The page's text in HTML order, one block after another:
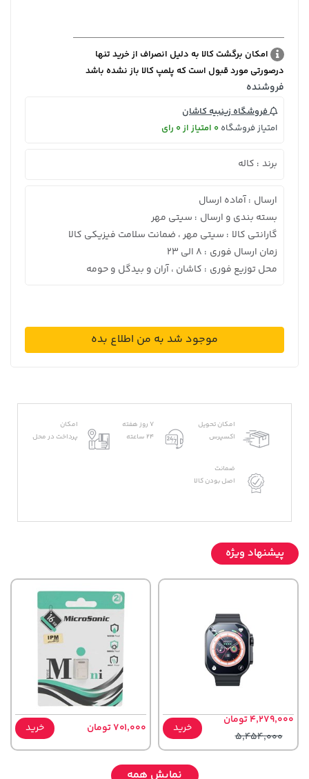
امکان برگشت کالا به دلیل انصراف از خرید تنها
درصورتی مورد قبول است که پلمپ کالا باز نشده باشد
فروشنده
فروشگاه زینبیه کاشان
امتیاز فروشگاه 0 امتیاز از 0 رای
برند : کاله
ارسال : آماده ارسال
بسته بندی و ارسال : سیتی مهر
گارانتی کالا : سیتی مهر ، ضمانت سلامت فیزیکی کالا
زمان ارسال فوری : 8 الی 23
محل توزیع فوری : کاشان ، آران و بیدگل و حومه
موجود شد به من اطلاع بده
امکان تحویل
اکسپرس
7 روز هفته
24 ساعته
امکان
پرداخت در محل
ضمانت
اصل بودن کالا
پیشنهاد ویژه
4,279,000 تومان
5,454,000
خرید 701,000 تومان خرید
نمایش همه